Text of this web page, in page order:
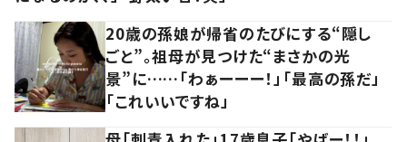
20歳の孫娘が帰省のたびにする“隠し
ごと”。祖母が見つけた“まさかの光
景”に……「わぁーーー！」「最高の孫だ」
「これいいですね」